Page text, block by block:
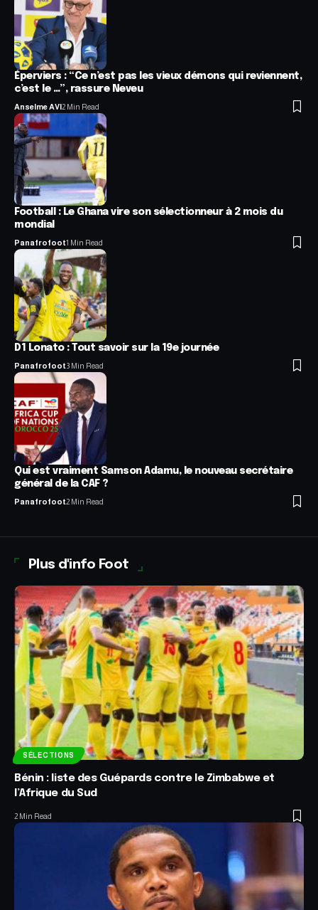
Éperviers : “Ce n’est pas les vieux démons qui reviennent,
c’est le …”, rassure Neveu
Anselme AVI 2 Min Read
Football : Le Ghana vire son sélectionneur à 2 mois du
mondial
Panafrofoot1 Min Read
D1 Lonato : Tout savoir sur la 19e journée
Panafrofoot3 Min Read
Qui est vraiment Samson Adamu, le nouveau secrétaire
général de la CAF ?
Panafrofoot2 Min Read
Plus d'info Foot
SÉLECTIONS
Bénin : liste des Guépards contre le Zimbabwe et
l’Afrique du Sud
2 Min Read